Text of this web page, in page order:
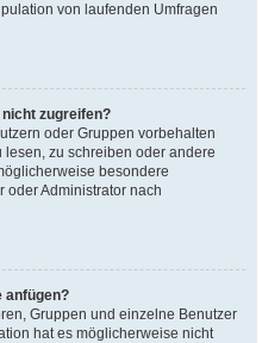
von laufenden Umfragen
zugreifen?
oder Gruppen vorbehalten
zu schreiben oder andere
besondere
oder Administrator nach
anfügen?
Gruppen und einzelne Benutzer
hat es möglicherweise nicht